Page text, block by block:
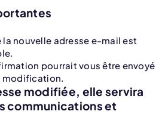
la nouvelle adresse e-mail est
pourrait vous être envoyé
modification.
modifiée, elle servira
communications et